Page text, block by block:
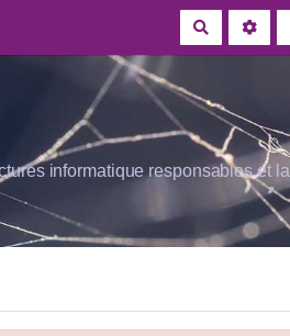
Rechercher
informatique responsables et la